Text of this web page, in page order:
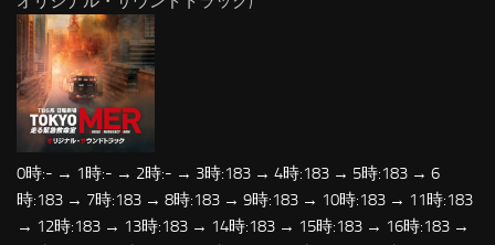
0時:- → 1時:- → 2時:- → 3時:183 → 4時:183 → 5時:183 → 6
時:183 → 7時:183 → 8時:183 → 9時:183 → 10時:183 → 11時:183
→ 12時:183 → 13時:183 → 14時:183 → 15時:183 → 16時:183 →